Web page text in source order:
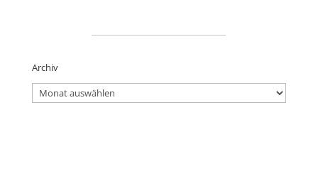
Archiv
Archiv